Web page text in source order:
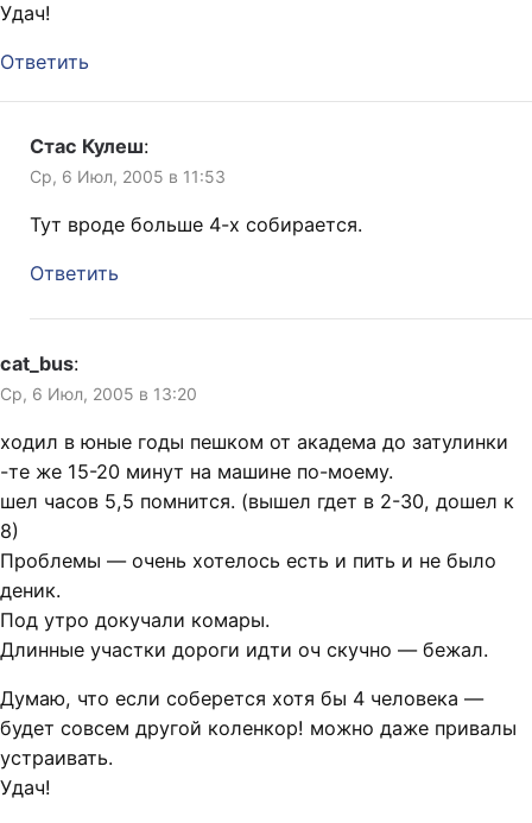
Удач!
Ответить
Стас Кулеш:
Ср, 6 Июл, 2005 в 11:53
Тут вроде больше 4-х собирается.
Ответить
cat_bus:
Ср, 6 Июл, 2005 в 13:20
ходил в юные годы пешком от академа до затулинки
-те же 15-20 минут на машине по-моему.
шел часов 5,5 помнится. (вышел гдет в 2-30, дошел к
8)
Проблемы — очень хотелось есть и пить и не было
деник.
Под утро докучали комары.
Длинные участки дороги идти оч скучно — бежал.
Думаю, что если соберется хотя бы 4 человека —
будет совсем другой коленкор! можно даже привалы
устраивать.
Удач!